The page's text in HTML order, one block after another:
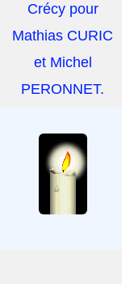
Crécy pour
Mathias CURIC
et Michel
PERONNET.